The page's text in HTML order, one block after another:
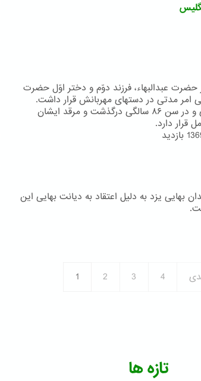
حضرت عبدالبهاء، فرزند دوّم و دختر اوّل حضرت
امر مدتی در دستهای مهربانش قرار داشت.
حضرت ورقه علیا در سال ۱۹۳۲ میلادی و در سن ۸۶ سالگی درگذشت و مرقد ایشان
قرار دارد.
یزد به دلیل اعتقاد به دیانت بهایی این
1 2 3 4
تازه ها